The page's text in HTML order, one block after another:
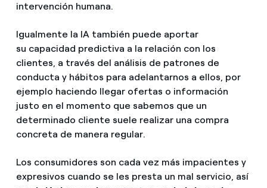
intervención humana.
Igualmente la IA también puede aportar
su capacidad predictiva a la relación con los
clientes, a través del análisis de patrones de
conducta y hábitos para adelantarnos a ellos, por
ejemplo haciendo llegar ofertas o información
justo en el momento que sabemos que un
determinado cliente suele realizar una compra
concreta de manera regular.
Los consumidores son cada vez más impacientes y
expresivos cuando se les presta un mal servicio, así